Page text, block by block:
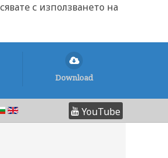
с използването на
Download
YouTube